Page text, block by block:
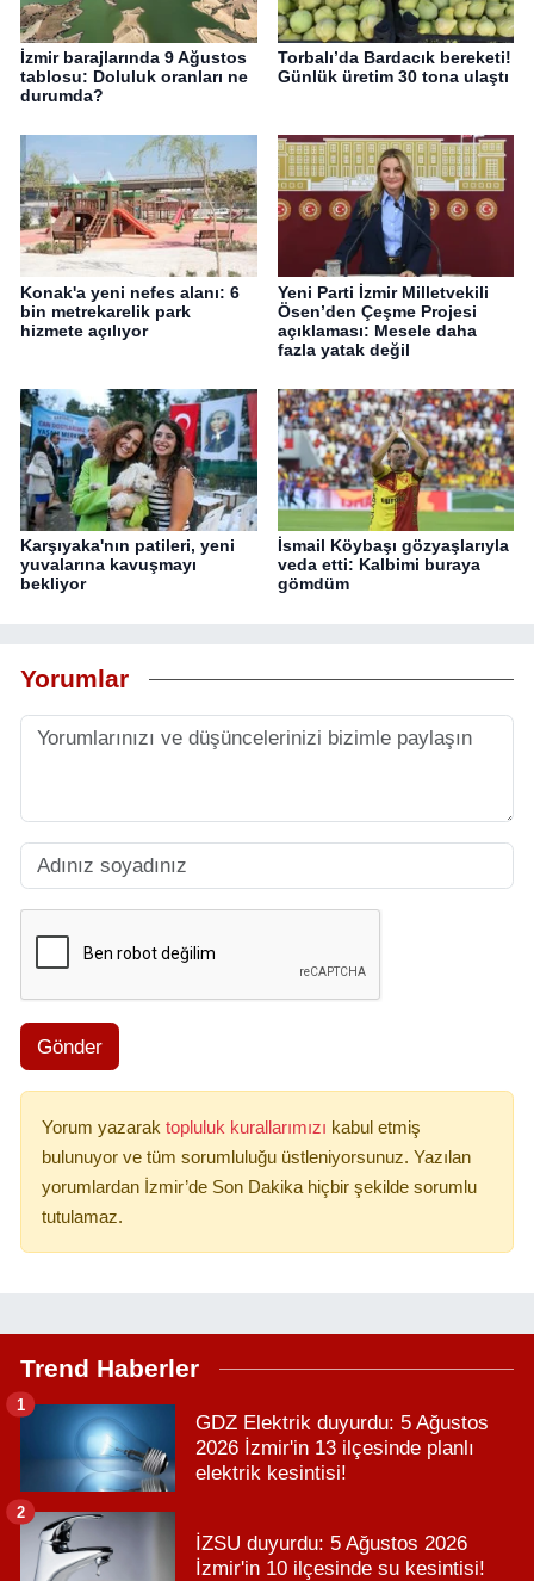
İzmir barajlarında 9 Ağustos
tablosu: Doluluk oranları ne
durumda?
Torbalı’da Bardacık bereketi!
Günlük üretim 30 tona ulaştı
Konak'a yeni nefes alanı: 6
bin metrekarelik park
hizmete açılıyor
Yeni Parti İzmir Milletvekili
Ösen’den Çeşme Projesi
açıklaması: Mesele daha
fazla yatak değil
Karşıyaka'nın patileri, yeni
yuvalarına kavuşmayı
bekliyor
İsmail Köybaşı gözyaşlarıyla
veda etti: Kalbimi buraya
gömdüm
Yorumlar
Gönder
Yorum yazarak topluluk kurallarımızı kabul etmiş
bulunuyor ve tüm sorumluluğu üstleniyorsunuz. Yazılan
yorumlardan İzmir’de Son Dakika hiçbir şekilde sorumlu
tutulamaz.
Trend Haberler
GDZ Elektrik duyurdu: 5 Ağustos
2026 İzmir'in 13 ilçesinde planlı
elektrik kesintisi!
1
İZSU duyurdu: 5 Ağustos 2026
İzmir'in 10 ilçesinde su kesintisi!
2